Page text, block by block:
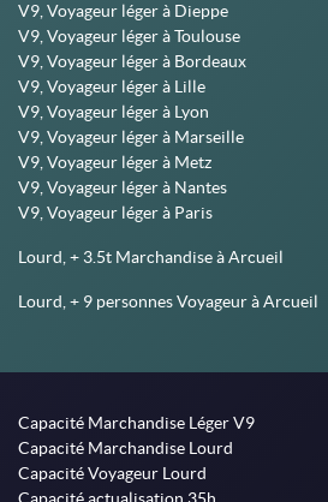
V9, Voyageur léger à Dieppe
V9, Voyageur léger à Toulouse
V9, Voyageur léger à Bordeaux
V9, Voyageur léger à Lille
V9, Voyageur léger à Lyon
V9, Voyageur léger à Marseille
V9, Voyageur léger à Metz
V9, Voyageur léger à Nantes
V9, Voyageur léger à Paris
Lourd, + 3.5t Marchandise à Arcueil
Lourd, + 9 personnes Voyageur à Arcueil
Capacité Marchandise Léger V9
Capacité Marchandise Lourd
Capacité Voyageur Lourd